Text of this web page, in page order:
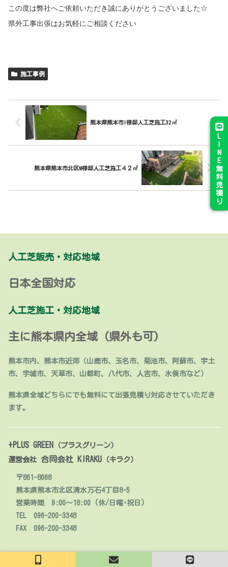
この度は弊社へご依頼いただき誠にありがとうございました☆
県外工事出張はお気軽にご相談ください
施工事例
熊本県熊本市I様邸人工芝施工32㎡
熊本県熊本市北区M様邸人工芝施工４２㎡
L
N
E
無
料
見
積
り
人工芝販売・対応地域
日本全国対応
人工芝施工・対応地域
主に熊本県内全域 (県外も可)
熊本市内、熊本市近郊（山鹿市、玉名市、菊池市、阿蘇市、宇土
市、宇城市、天草市、山都町、八代市、人吉市、水俣市など）
熊本県全域どちらにでも無料にて出張見積り対応させていただき
ます。
+PLUS GREEN
（プラスグリーン）
運営会社 合同会社 KIRAKU （キラク）
〒861-8068
熊本県熊本市北区清水万石4丁目8-5
営業時間 9:00～18:00 (休/日曜･祝日)
TEL 096-200-3348
FAX 096-200-3348